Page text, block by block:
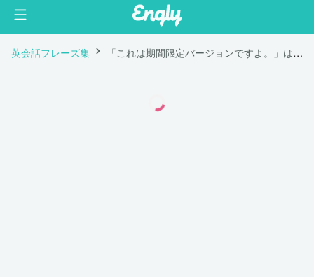
英会話フレーズ集 「これは期間限定バージョンですよ。」は英語で "This is a limited edition."